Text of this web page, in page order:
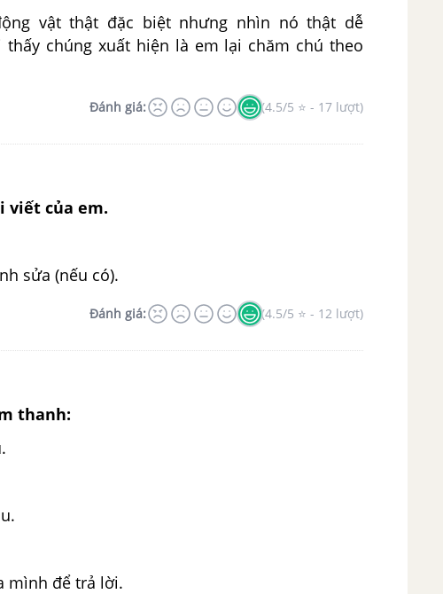
vật thật đặc biệt nhưng nhìn nó thật dễ
chúng xuất hiện là em lại chăm chú theo
Đánh giá: (4.5/5 ⭐ - 17 lượt)
viết của em.
sửa (nếu có).
Đánh giá: (4.5/5 ⭐ - 12 lượt)
thanh:
mình để trả lời.